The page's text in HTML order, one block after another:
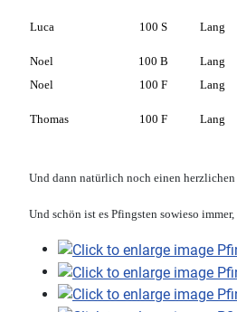
Luca 100 S Lang
Noel 100 B Lang
Noel
100 F Lang
Thomas 100 F Lang
Und dann natürlich noch einen
Und schön ist es Pfingsten sowieso